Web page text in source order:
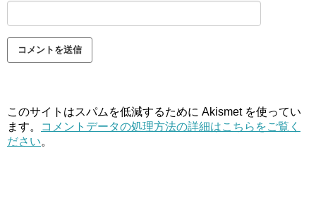
このサイトはスパムを低減するために Akismet を使ってい
ます。
コメントデータの処理方法の詳細はこちらをご覧く
ださい。